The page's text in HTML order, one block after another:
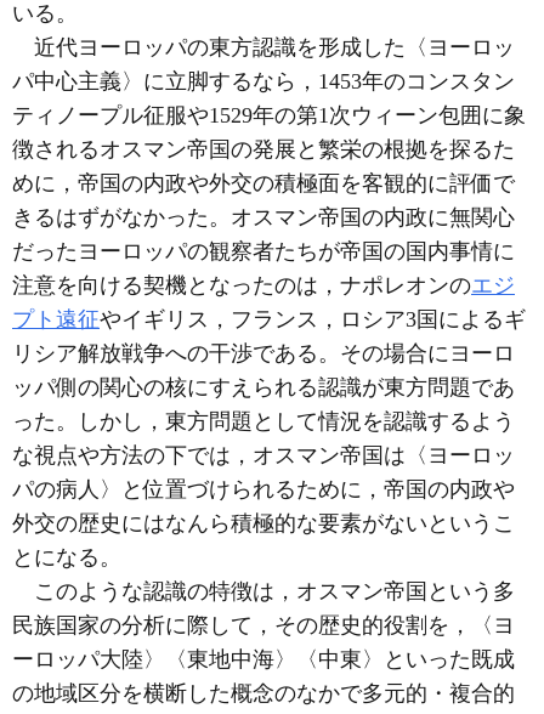
いる。
近代ヨーロッパの東方認識を形成した〈ヨーロッ
パ中心主義〉に立脚するなら，1453年のコンスタン
ティノープル征服や1529年の第1次ウィーン包囲に象
徴されるオスマン帝国の発展と繁栄の根拠を探るた
めに，帝国の内政や外交の積極面を客観的に評価で
きるはずがなかった。オスマン帝国の内政に無関心
だったヨーロッパの観察者たちが帝国の国内事情に
注意を向ける契機となったのは，ナポレオンのエジ
プト遠征やイギリス，フランス，ロシア3国によるギ
リシア解放戦争への干渉である。その場合にヨーロ
ッパ側の関心の核にすえられる認識が東方問題であ
った。しかし，東方問題として情況を認識するよう
な視点や方法の下では，オスマン帝国は〈ヨーロッ
パの病人〉と位置づけられるために，帝国の内政や
外交の歴史にはなんら積極的な要素がないというこ
とになる。
このような認識の特徴は，オスマン帝国という多
民族国家の分析に際して，その歴史的役割を，〈ヨ
ーロッパ大陸〉〈東地中海〉〈中東〉といった既成
の地域区分を横断した概念のなかで多元的・複合的